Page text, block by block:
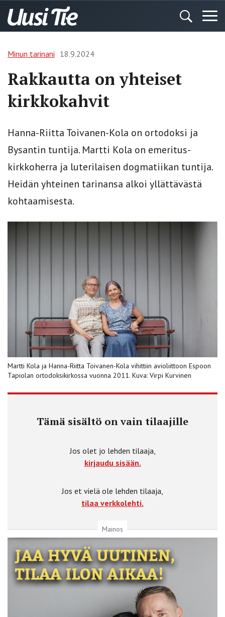
Minun tarinani 18.9.2024
Rakkautta on yhteiset
kirkkokahvit
Hanna-Riitta Toivanen-Kola on ortodoksi ja
Bysantin tuntija. Martti Kola on emeritus-
kirkkoherra ja luterilaisen dogmatiikan tuntija.
Heidän yhteinen tarinansa alkoi yllättävästä
kohtaamisesta.
Martti Kola ja Hanna-Riitta Toivanen-Kola vihittiin avioliittoon Espoon
Tapiolan ortodoksikirkossa vuonna 2011. Kuva: Virpi Kurvinen
Tämä sisältö on vain tilaajille
Jos olet jo lehden tilaaja,
kirjaudu sisään.
Jos et vielä ole lehden tilaaja,
tilaa verkkolehti.
Mainos